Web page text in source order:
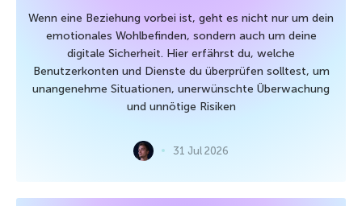
Wenn eine Beziehung vorbei ist, geht es nicht nur um dein
emotionales Wohlbefinden, sondern auch um deine
digitale Sicherheit. Hier erfährst du, welche
Benutzerkonten und Dienste du überprüfen solltest, um
unangenehme Situationen, unerwünschte Überwachung
und unnötige Risiken
31 Jul 2026